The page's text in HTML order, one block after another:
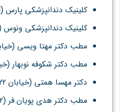
کلینیک دندانپزشکی پارس
کلینیک دندانپزشکی ونوس
مطب دکتر مهتا ویسی (خیابان 17
مطب دکتر شکوفه نوبهار
دکتر مهسا همتی (خیابان 22 بهمن)
مطب دکتر هدی پویان فر (22بهمن)